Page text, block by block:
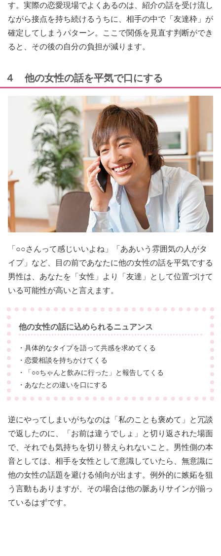
す。実際の恋愛現場でよくあるのは、紹介の話を受け流し
ながら接点を持ち続けるうちに、相手の中で「友達枠」が
確定してしまうパターン。ここで関係を見直す判断ができ
ると、その後の自分の負担が減ります。
４ 他の女性の話を平気で口にする
「○○さんって感じいいよね」「ああいう雰囲気の人がタ
イプ」など、目の前であなたに他の女性の話を平気でする
男性は、あなたを「女性」より「友達」として位置づけて
いる可能性が高いと言えます。
他の女性の話に込められるニュアンス
・具体的なタイプを語って共感を求めてくる
・恋愛相談を持ちかけてくる
・「○○ちゃんと飲みに行った」と報告してくる
・あなたとの違いを口にする
逆にやってしまいがちなのは「私のことも褒めて」と冗談
で返したのに、「お前は違うでしょ」と切り返された場面
で、それでも気持ちを切り替えられないこと。男性側の本
音としては、相手を女性として意識していたら、無意識に
他の女性の話題を避ける傾向が出ます。例外的に嫉妬を狙
う言動もありますが、その場合は他の脈ありサインが揃っ
ているはずです。